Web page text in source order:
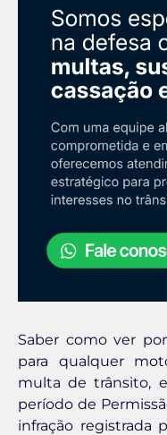
Saber como ver
para qualquer
multa de trânsito,
período de
infração registrada